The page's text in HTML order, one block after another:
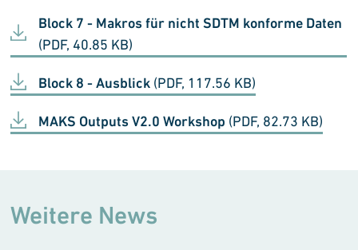
Block 7 - Makros für nicht SDTM konforme Daten
(PDF, 40.85 KB)
Block 8 - Ausblick (PDF, 117.56 KB)
MAKS Outputs V2.0 Workshop (PDF, 82.73 KB)
Weitere News